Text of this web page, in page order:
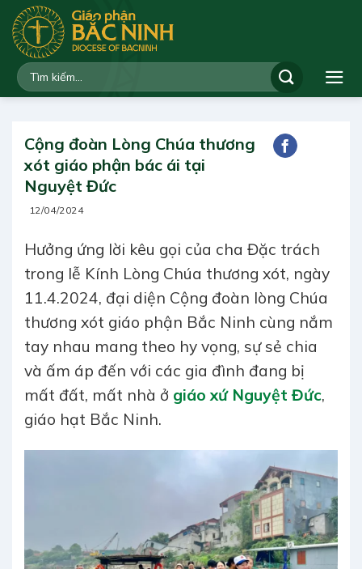
qua
dung
Cộng đoàn Lòng Chúa thương
xót giáo phận bác ái tại
Nguyệt Đức
12/04/2024
Hưởng ứng lời kêu gọi của cha Đặc trách
trong lễ Kính Lòng Chúa thương xót, ngày
11.4.2024, đại diện Cộng đoàn lòng Chúa
thương xót giáo phận Bắc Ninh cùng nắm
tay nhau mang theo hy vọng, sự sẻ chia
và ấm áp đến với các gia đình đang bị
mất đất, mất nhà ở giáo xứ Nguyệt Đức,
giáo hạt Bắc Ninh.